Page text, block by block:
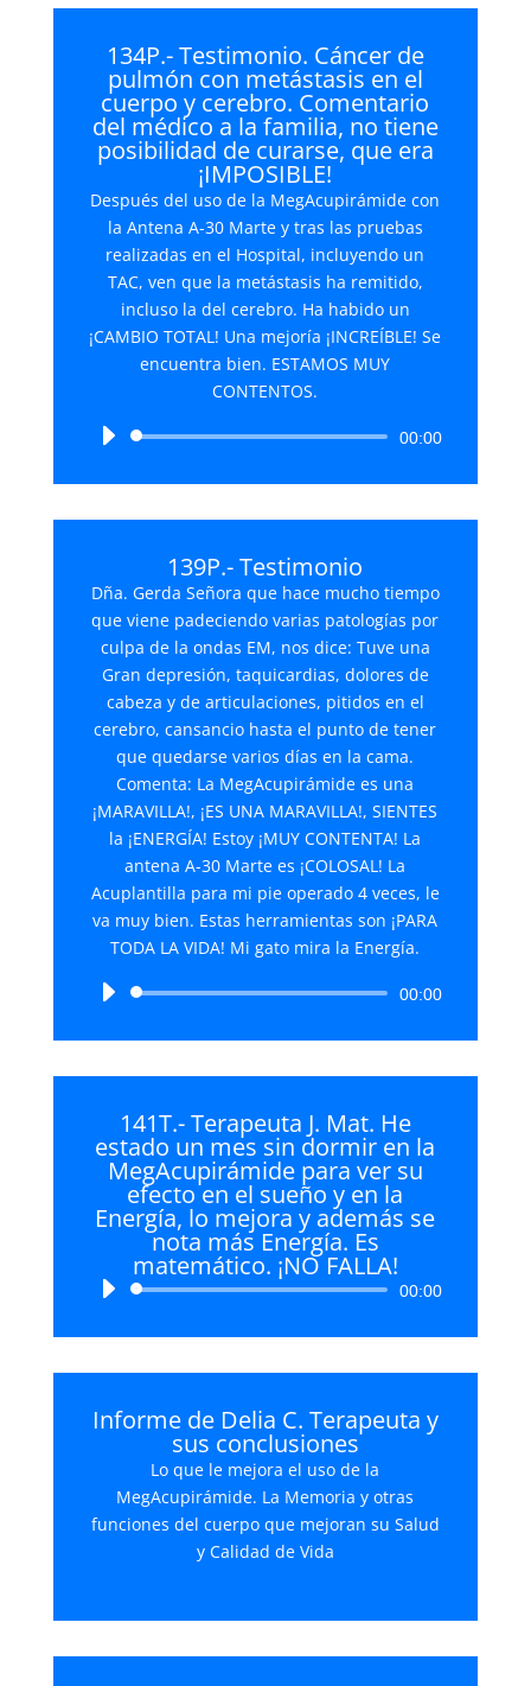
134P.- Testimonio. Cáncer de
pulmón con metástasis en el
cuerpo y cerebro. Comentario
del médico a la familia, no tiene
posibilidad de curarse, que era
¡IMPOSIBLE!
Después del uso de la MegAcupirámide con
la Antena A-30 Marte y tras las pruebas
realizadas en el Hospital, incluyendo un
TAC, ven que la metástasis ha remitido,
incluso la del cerebro. Ha habido un
¡CAMBIO TOTAL! Una mejoría ¡INCREÍBLE! Se
encuentra bien. ESTAMOS MUY
CONTENTOS.
Reproductor
audio
00:00
139P.- Testimonio
Dña. Gerda Señora que hace mucho tiempo
que viene padeciendo varias patologías por
culpa de la ondas EM, nos dice: Tuve una
Gran depresión, taquicardias, dolores de
cabeza y de articulaciones, pitidos en el
cerebro, cansancio hasta el punto de tener
que quedarse varios días en la cama.
Comenta: La MegAcupirámide es una
¡MARAVILLA!, ¡ES UNA MARAVILLA!, SIENTES
la ¡ENERGÍA! Estoy ¡MUY CONTENTA! La
antena A-30 Marte es ¡COLOSAL! La
Acuplantilla para mi pie operado 4 veces, le
va muy bien. Estas herramientas son ¡PARA
TODA LA VIDA! Mi gato mira la Energía.
Reproductor
audio
00:00
141T.- Terapeuta J. Mat. He
estado un mes sin dormir en la
MegAcupirámide para ver su
efecto en el sueño y en la
Energía, lo mejora y además se
nota más Energía. Es
matemático. ¡NO FALLA!
Reproductor
audio
00:00
Informe de Delia C. Terapeuta y
sus conclusiones
Lo que le mejora el uso de la
MegAcupirámide. La Memoria y otras
funciones del cuerpo que mejoran su Salud
y Calidad de Vida